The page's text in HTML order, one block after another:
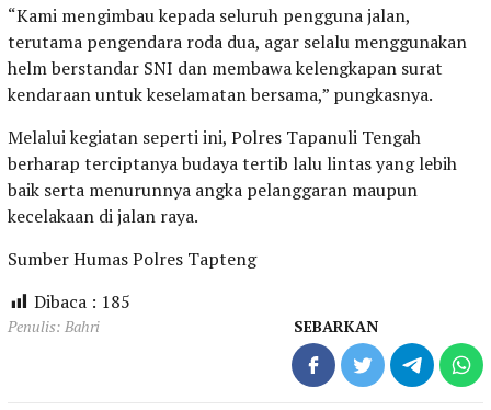
“Kami mengimbau kepada seluruh pengguna jalan,
terutama pengendara roda dua, agar selalu menggunakan
helm berstandar SNI dan membawa kelengkapan surat
kendaraan untuk keselamatan bersama,” pungkasnya.
Melalui kegiatan seperti ini, Polres Tapanuli Tengah
berharap terciptanya budaya tertib lalu lintas yang lebih
baik serta menurunnya angka pelanggaran maupun
kecelakaan di jalan raya.
Sumber Humas Polres Tapteng
Dibaca : 185
Penulis: Bahri SEBARKAN